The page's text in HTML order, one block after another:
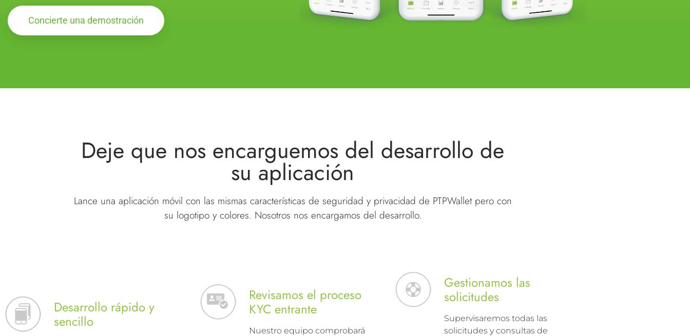
Concierte una demostración
Deje que nos encarguemos del desarrollo de
su aplicación
Lance una aplicación móvil con las mismas características de seguridad y privacidad de PTPWallet pero con
su logotipo y colores. Nosotros nos encargamos del desarrollo.
Desarrollo rápido y
sencillo
Revisamos el proceso
KYC entrante
Nuestro equipo comprobará
Gestionamos las
solicitudes
Supervisaremos todas las
solicitudes y consultas de